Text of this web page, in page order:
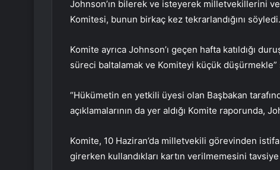
Johnson’ın bilerek ve isteyerek milletvekillerini ve
Komitesi, bunun birkaç kez tekrarlandığını söyledi.
Komite ayrıca Johnson’ı geçen hafta katıldığı
süreci baltalamak ve Komiteyi küçük düşürmekle”
“Hükümetin en yetkili üyesi olan Başbakan
açıklamalarının da yer aldığı Komite raporunda,
Komite, 10 Haziran’da milletvekili görevinden
girerken kullandıkları kartın verilmemesini